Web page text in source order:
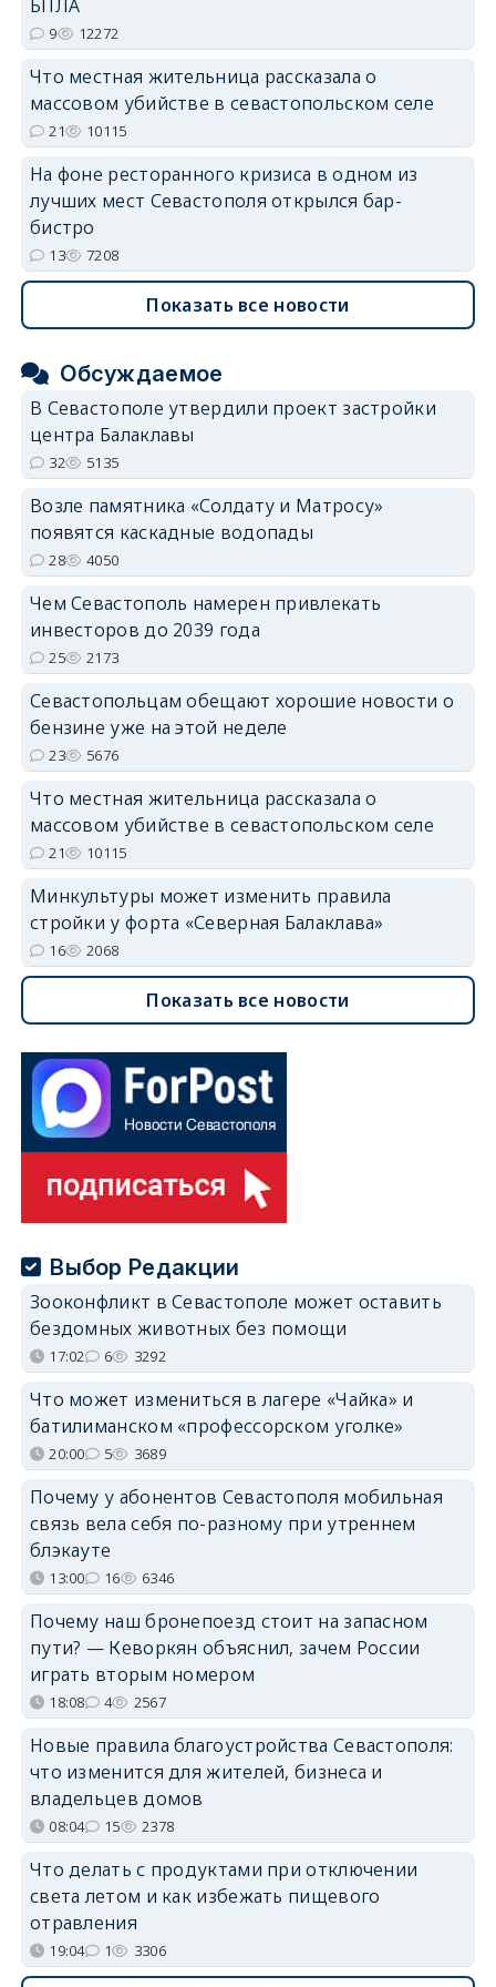
БПЛА
9 12272
Что местная жительница рассказала о
массовом убийстве в севастопольском селе
21 10115
На фоне ресторанного кризиса в одном из
лучших мест Севастополя открылся бар-
бистро
13 7208
Показать все новости
Обсуждаемое
В Севастополе утвердили проект застройки
центра Балаклавы
32 5135
Возле памятника «Солдату и Матросу»
появятся каскадные водопады
28 4050
Чем Севастополь намерен привлекать
инвесторов до 2039 года
25 2173
Севастопольцам обещают хорошие новости о
бензине уже на этой неделе
23 5676
Что местная жительница рассказала о
массовом убийстве в севастопольском селе
21 10115
Минкультуры может изменить правила
стройки у форта «Северная Балаклава»
16 2068
Показать все новости
Выбор Редакции
Зооконфликт в Севастополе может оставить
бездомных животных без помощи
17:02 6 3292
Что может измениться в лагере «Чайка» и
батилиманском «профессорском уголке»
20:00 5 3689
Почему у абонентов Севастополя мобильная
связь вела себя по-разному при утреннем
блэкауте
13:00 16 6346
Почему наш бронепоезд стоит на запасном
пути? — Кеворкян объяснил, зачем России
играть вторым номером
18:08 4 2567
Новые правила благоустройства Севастополя:
что изменится для жителей, бизнеса и
владельцев домов
08:04 15 2378
Что делать с продуктами при отключении
света летом и как избежать пищевого
отравления
19:04 1 3306